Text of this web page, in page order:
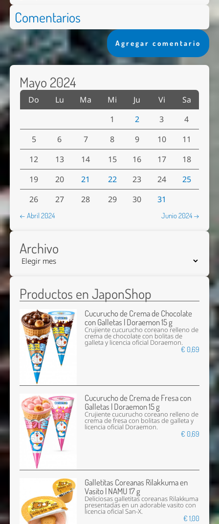
Comentarios
Agregar comentario
Mayo 2024
Do Lu Ma Mi Ju Vi
Sa
1
2 3
4
5
6 7 8 9 10
11
12
13 14 15 16 17
18
19
20 21 22 23 24
25
26
27 28 29 30 31
← Abril 2024 Junio 2024 →
Archivo
Productos en JaponShop
Cucurucho de Crema de Chocolate
con Galletas | Doraemon 15 g
Crujiente cucurucho coreano relleno de
crema de chocolate con bolitas de
galleta y licencia oficial Doraemon.
€ 0,69
Cucurucho de Crema de Fresa con
Galletas | Doraemon 15 g
Crujiente cucurucho coreano relleno de
crema de fresa con bolitas de galleta y
licencia oficial Doraemon.
€ 0,69
Galletitas Coreanas Rilakkuma en
Vasito | NAMU 17 g
Deliciosas galletitas coreanas Rilakkuma
presentadas en un adorable vasito con
licencia oficial San-X.
€ 1,00